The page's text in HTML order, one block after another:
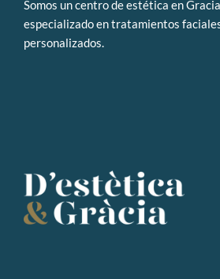
Somos uncentro de estética en
especializado en tratamientos
personalizados.